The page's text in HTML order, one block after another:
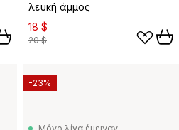
λευκή άμμος
18 $
20 $
-23%